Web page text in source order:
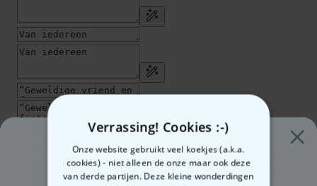
Verrassing! Cookies :-)
Onze website gebruikt veel koekjes (a.k.a.
cookies) - niet alleen de onze maar ook deze
van derde partijen. Deze kleine wonderdingen